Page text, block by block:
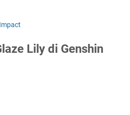
Lily di Genshin